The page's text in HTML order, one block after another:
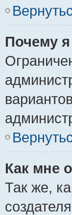
Почему
Как мне
Так же,